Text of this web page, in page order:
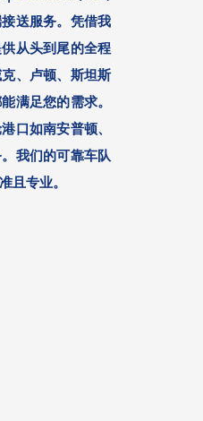
送服务。凭借我
从头到尾的全程
、卢顿、斯坦斯
满足您的需求。
口如南安普顿、
我们的可靠车队
且专业。